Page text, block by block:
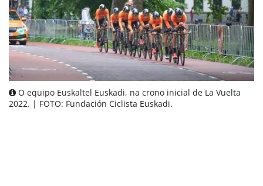
O equipo Euskaltel Euskadi, na crono inicial de La Vuelta
2022. | FOTO: Fundación Ciclista Euskadi.